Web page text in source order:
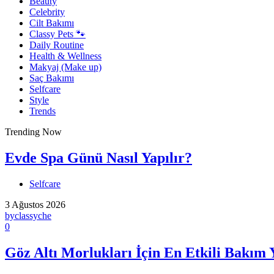
Celebrity
Cilt Bakımı
Classy Pets 🐾
Daily Routine
Health & Wellness
Makyaj (Make up)
Saç Bakımı
Selfcare
Style
Trends
Trending Now
Evde Spa Günü Nasıl Yapılır?
Selfcare
3 Ağustos 2026
byclassyche
0
Göz Altı Morlukları İçin En Etkili Bakım